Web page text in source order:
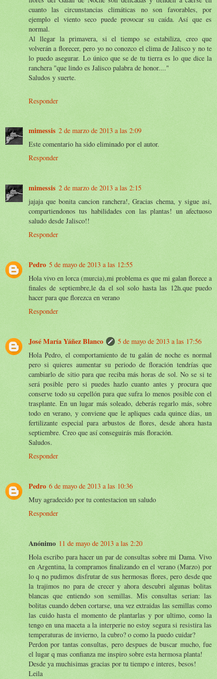
cuanto las circunstancias climáticas no son favorables, por
ejemplo el viento seco puede provocar su caída. Así que es
normal.
Al llegar la primavera, si el tiempo se estabiliza, creo que
volverán a florecer, pero yo no conozco el clima de Jalisco y no te
lo puedo asegurar. Lo único que se de tu tierra es lo que dice la
ranchera "que lindo es Jalisco palabra de honor...."
Saludos y suerte.
Responder
mimessis 2 de marzo de 2013 a las 2:09
Este comentario ha sido eliminado por el autor.
Responder
mimessis 2 de marzo de 2013 a las 2:15
jajaja que bonita cancion ranchera!, Gracias chema, y sigue asi,
compartiendonos tus habilidades con las plantas! un afectuoso
saludo desde Jalisco!!
Responder
Pedro 5 de mayo de 2013 a las 12:55
Hola vivo en lorca (murcia),mi problema es que mi galan florece a
finales de septiembre,le da el sol solo hasta las 12h.que puedo
hacer para que florezca en verano
Responder
José María Yáñez Blanco
5 de mayo de 2013 a las 17:56
Hola Pedro, el comportamiento de tu galán de noche es normal
pero si quieres aumentar su periodo de floración tendrías que
cambiarlo de sitio para que reciba más horas de sol. No se si te
será posible pero si puedes hazlo cuanto antes y procura que
conserve todo su cepellón para que sufra lo menos posible con el
trasplante. En un lugar más soleado, deberás regarlo más, sobre
todo en verano, y conviene que le apliques cada quince días, un
fertilizante especial para arbustos de flores, desde ahora hasta
septiembre. Creo que así conseguirás más floración.
Saludos.
Responder
Pedro 6 de mayo de 2013 a las 10:36
Muy agradecido por tu contestacion un saludo
Responder
Anónimo 11 de mayo de 2013 a las 2:20
Hola escribo para hacer un par de consultas sobre mi Dama. Vivo
en Argentina, la compramos finalizando en el verano (Marzo) por
lo q no pudimos disfrutar de sus hermosas flores, pero desde que
la trajimos no para de crecer y ahora descubri algunas bolitas
blancas que entiendo son semillas. Mis consultas serian: las
bolitas cuando deben cortarse, una vez extraidas las semillas como
las cuido hasta el momento de plantarlas y por ultimo, como la
tengo en una maceta a la interperie no estoy segura si resistira las
temperaturas de invierno, la cubro? o como la puedo cuidar?
Perdon por tantas consultas, pero despues de buscar mucho, fue
el lugar q mas confianza me inspiro sobre esta hermosa planta!
Desde ya muchisimas gracias por tu tiempo e interes, besos!
Leila